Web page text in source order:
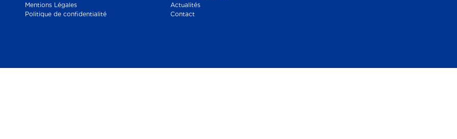
Mentions Légales
Politique de confidentialité
Actualités
Contact